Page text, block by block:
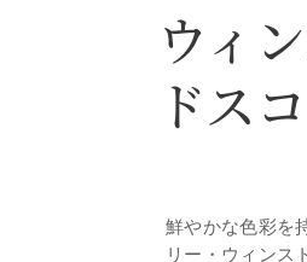
ウィ
ドス
鮮やかな色彩を
リー・ウィンス